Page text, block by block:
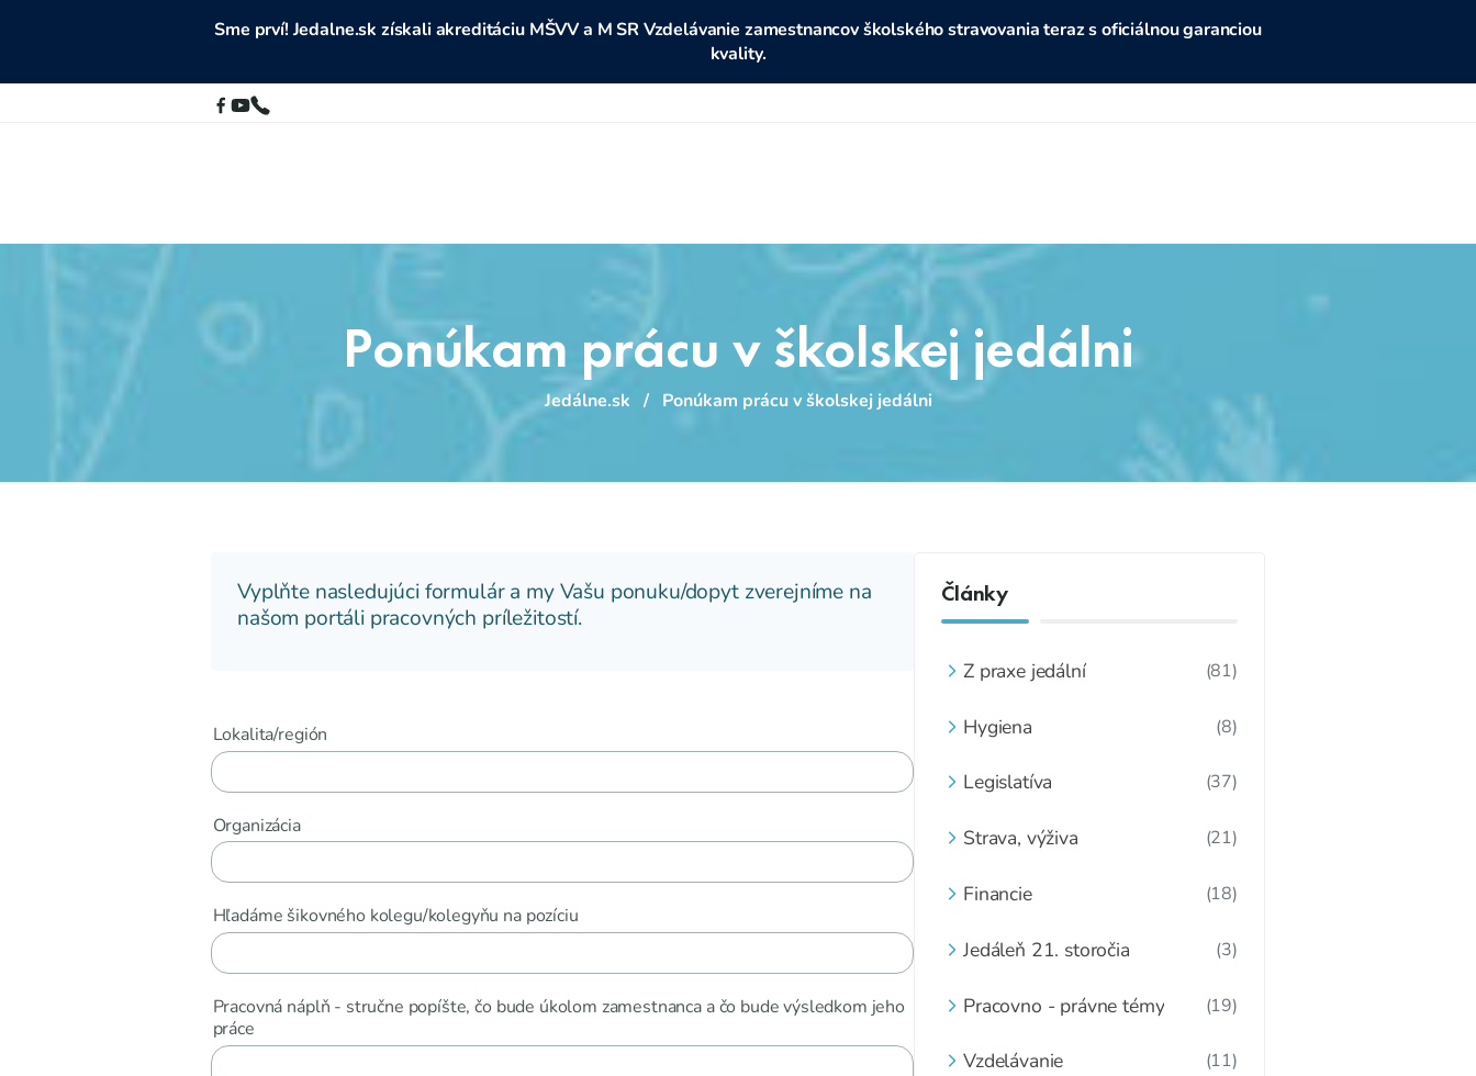
Sme prví! Jedalne.sk získali akreditáciu MŠVV a M SR Vzdelávanie zamestnancov školského stravovania teraz s oficiálnou garanciou
kvality.
Ponúkam prácu v školskej jedálni
Jedálne.sk / Ponúkam prácu v školskej jedálni
Vyplňte nasledujúci formulár a my Vašu ponuku/dopyt zverejníme na
našom portáli pracovných príležitostí.
Lokalita/región
Organizácia
Hľadáme šikovného kolegu/kolegyňu na pozíciu
Pracovná náplň - stručne popíšte, čo bude úkolom zamestnanca a čo bude výsledkom jeho
práce
Články
Z praxe jedální (81)
Hygiena (8)
Legislatíva (37)
Strava, výživa (21)
Financie (18)
Jedáleň 21. storočia (3)
Pracovno - právne témy (19)
Vzdelávanie (11)